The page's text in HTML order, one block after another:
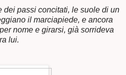
dei passi concitati, le suole di un
il marciapiede, e ancora
nome e girarsi, già sorrideva
lui.